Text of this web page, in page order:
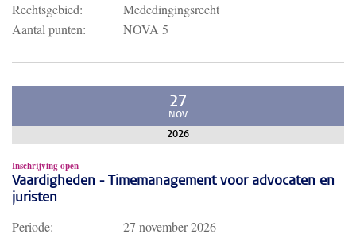
Rechtsgebied:
Mededingingsrecht
Aantal punten:
NOVA 5
27
NOV
2026
Inschrijving open
Vaardigheden - Timemanagement voor advocaten en
juristen
Periode:
27 november 2026